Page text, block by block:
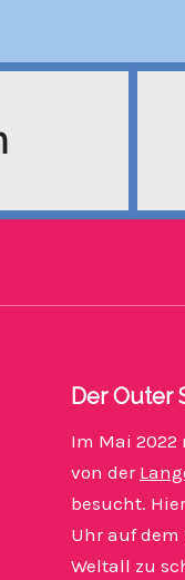
Der Outer
Im Mai 2022
von der
besucht.
Uhr auf
Weltall zu